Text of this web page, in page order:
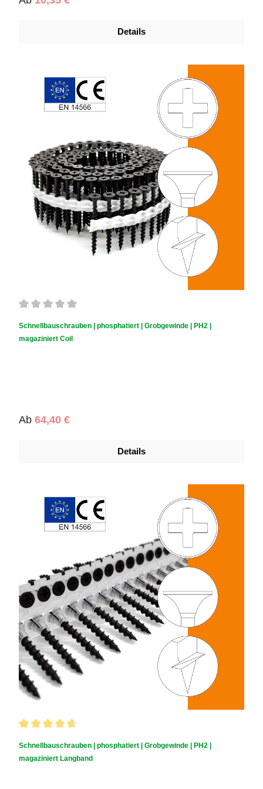
Details
Schnellbauschrauben | phosphatiert | Grobgewinde | PH2 |
magaziniert Coil
Regulärer Preis:
Ab 64,40 €
Details
Schnellbauschrauben | phosphatiert | Grobgewinde | PH2 |
magaziniert Langband